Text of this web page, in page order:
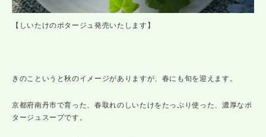
【しいたけのポタージュ発売いたします】
きのこというと秋のイメージがありますが、春にも旬を迎えます。
京都府南丹市で育った、春取れのしいたけをたっぷり使った、濃厚なポ
タージュスープです。